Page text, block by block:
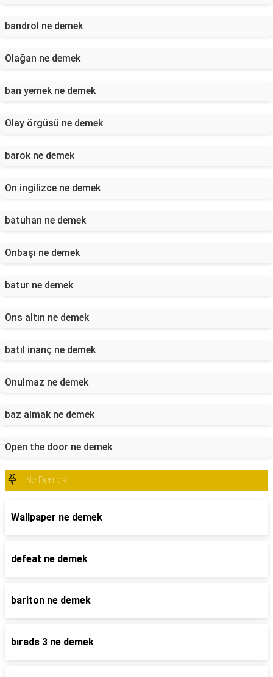
bandrol ne demek
Olağan ne demek
ban yemek ne demek
Olay örgüsü ne demek
barok ne demek
On ingilizce ne demek
batuhan ne demek
Onbaşı ne demek
batur ne demek
Ons altın ne demek
batıl inanç ne demek
Onulmaz ne demek
baz almak ne demek
Open the door ne demek
Ne Demek
Wallpaper ne demek
defeat ne demek
bariton ne demek
bırads 3 ne demek